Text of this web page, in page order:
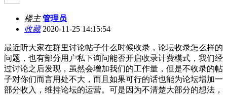
楼主 管理员
收藏2020-11-25 14:15:54
最近听大家在群里讨论帖子什么时候收录，论坛收录怎么样的
问题，也有部分用户私下询问能否开启收录计费模式，我们经
过讨论之后发现，虽然会增加我们的工作量，但是不收录的帖
子对你们而言用处不大，而且如果可行的话也能为论坛增加一
部分收入，维持论坛的运营。可是因为不清楚大部分的想法，